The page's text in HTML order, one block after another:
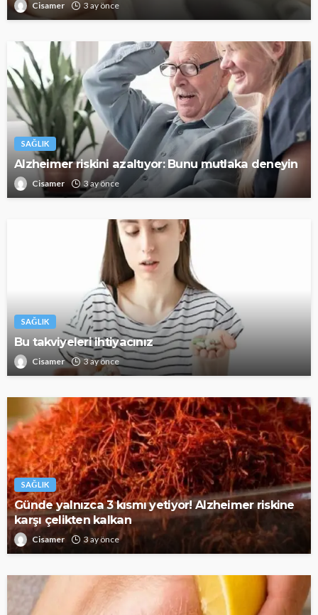
Cisamer 3 ay önce
SAĞLIK
Alzheimer riskini azaltıyor: Bunu mutlaka deneyin
Cisamer 3 ay önce
SAĞLIK
Bu takviyeleri ihtiyacınız
Cisamer 3 ay önce
SAĞLIK
Günde yalnızca 3 kısmı yetiyor! Alzheimer riskine
karşı çelikten kalkan
Cisamer 3 ay önce